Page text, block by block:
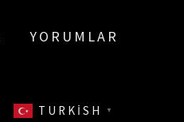
YORUMLAR
TURKISH ▼